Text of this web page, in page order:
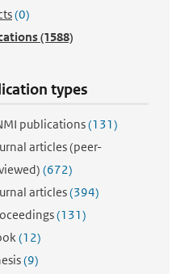
(0)
(1588)
types
publications(131)
articles (peer-
(672)
articles(394)
(131)
(12)
(9)